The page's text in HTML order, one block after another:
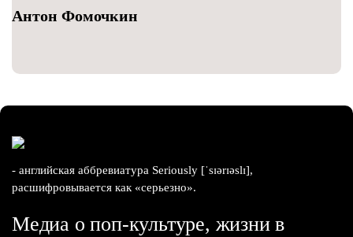
Антон Фомочкин
- английская аббревиатура Seriously [ˈsɪərɪəslɪ],
расшифровывается как «серьезно».
Медиа о поп-культуре, жизни в